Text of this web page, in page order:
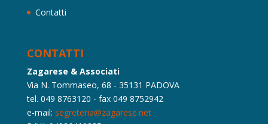
Contatti
CONTATTI
Zagarese & Associati
Via N. Tommaseo, 68 - 35131 PADOVA
tel. 049 8763120 - fax 049 8752942
e-mail: segreteria@zagarese.net